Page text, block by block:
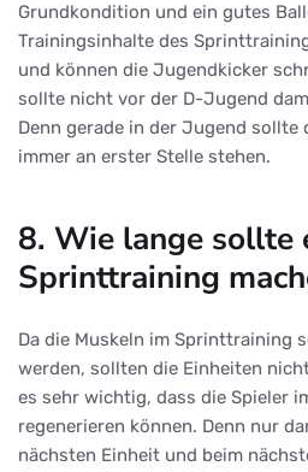
Grundkondition und ein gutes
Trainingsinhalte des
und können die Jugendkicker
sollte nicht vor der D-Jugend
Denn gerade in der Jugend sollte
immer an erster Stelle stehen.
8. Wie lange sollte
Sprinttraining
Da die Muskeln im Sprinttraining
werden, sollten die Einheiten
es sehr wichtig, dass die Spieler
regenerieren können. Denn nur
nächsten Einheit und beim